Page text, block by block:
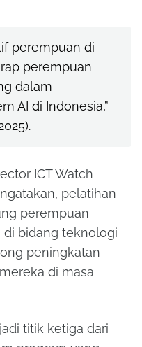
perempuan di
perempuan
dalam
AI di Indonesia,”
ICT Watch
pelatihan
perempuan
bidang teknologi
peningkatan
di masa
titik ketiga dari